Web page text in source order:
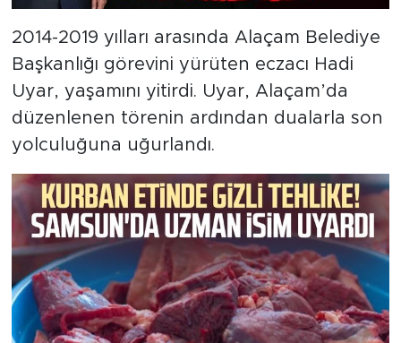
2014-2019 yılları arasında Alaçam Belediye
Başkanlığı görevini yürüten eczacı Hadi
Uyar, yaşamını yitirdi. Uyar, Alaçam’da
düzenlenen törenin ardından dualarla son
yolculuğuna uğurlandı.